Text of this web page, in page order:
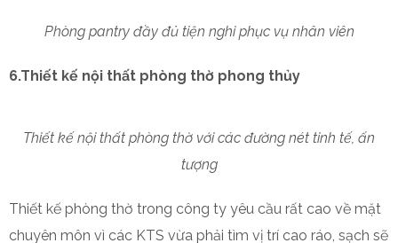
Phòng pantry đầy đủ tiện nghi phục vụ nhân viên
6.Thiết kế nội thất phòng thờ phong thủy
Thiết kế nội thất phòng thờ với các đường nét tinh tế, ấn
tượng
Thiết kế phòng thờ trong công ty yêu cầu rất cao về mặt
chuyên môn vì các KTS vừa phải tìm vị trí cao ráo, sạch sẽ